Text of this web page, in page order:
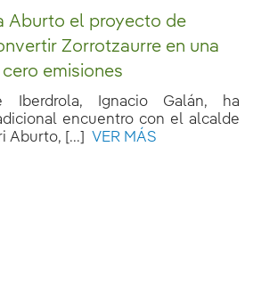
Aburto el proyecto de
Zorrotzaurre en una
emisiones
Iberdrola, Ignacio Galán, ha
encuentro con el alcalde
Aburto, [...]
VER MÁS